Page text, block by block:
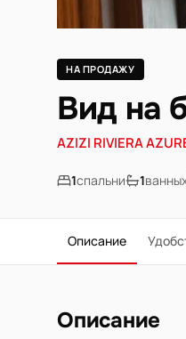
НА ПРОДАЖУ
Вид на
AZIZI RIVIERA
1спальни 1
Описание
Описание